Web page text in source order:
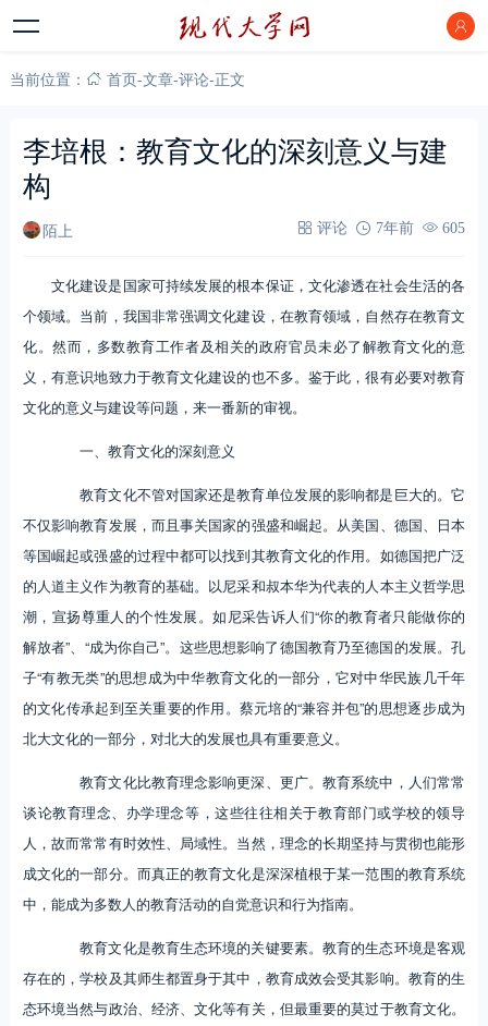
当前位置： 首页-文章-评论-正文
李培根：教育文化的深刻意义与建
构
陌上 评论 7年前 605
文化建设是国家可持续发展的根本保证，文化渗透在社会生活的各
个领域。当前，我国非常强调文化建设，在教育领域，自然存在教育文
化。然而，多数教育工作者及相关的政府官员未必了解教育文化的意
义，有意识地致力于教育文化建设的也不多。鉴于此，很有必要对教育
文化的意义与建设等问题，来一番新的审视。
一、教育文化的深刻意义
教育文化不管对国家还是教育单位发展的影响都是巨大的。它
不仅影响教育发展，而且事关国家的强盛和崛起。从美国、德国、日本
等国崛起或强盛的过程中都可以找到其教育文化的作用。如德国把广泛
的人道主义作为教育的基础。以尼采和叔本华为代表的人本主义哲学思
潮，宣扬尊重人的个性发展。如尼采告诉人们“你的教育者只能做你的
解放者”、“成为你自己”。这些思想影响了德国教育乃至德国的发展。孔
子“有教无类”的思想成为中华教育文化的一部分，它对中华民族几千年
的文化传承起到至关重要的作用。蔡元培的“兼容并包”的思想逐步成为
北大文化的一部分，对北大的发展也具有重要意义。
教育文化比教育理念影响更深、更广。教育系统中，人们常常
谈论教育理念、办学理念等，这些往往相关于教育部门或学校的领导
人，故而常常有时效性、局域性。当然，理念的长期坚持与贯彻也能形
成文化的一部分。而真正的教育文化是深深植根于某一范围的教育系统
中，能成为多数人的教育活动的自觉意识和行为指南。
教育文化是教育生态环境的关键要素。教育的生态环境是客观
存在的，学校及其师生都置身于其中，教育成效会受其影响。教育的生
态环境当然与政治、经济、文化等有关，但最重要的莫过于教育文化。